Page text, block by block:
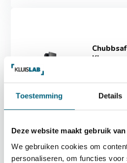
Toestemming Details
Deze website maakt gebruik
We gebruiken cookies om
personaliseren, om functies voor
KL
Op voorraad